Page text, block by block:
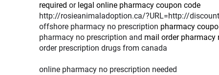
required or legal online pharmacy coupon code
http://rosieanimaladoption.ca/?URL=http://
offshore pharmacy no prescription pharmacy
pharmacy no prescription and mail order pharmacy
order prescription drugs from canada
online pharmacy no prescription needed